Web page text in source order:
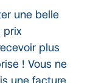
une belle
prix
plus
! Vous ne
une facture.